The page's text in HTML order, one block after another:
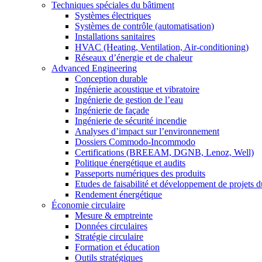
Techniques spéciales du bâtiment
Systèmes électriques
Systèmes de contrôle (automatisation)
Installations sanitaires
HVAC (Heating, Ventilation, Air-conditioning)
Réseaux d’énergie et de chaleur
Advanced Engineering
Conception durable
Ingénierie acoustique et vibratoire
Ingénierie de gestion de l’eau
Ingénierie de façade
Ingénierie de sécurité incendie
Analyses d’impact sur l’environnement
Dossiers Commodo-Incommodo
Certifications (BREEAM, DGNB, Lenoz, Well)
Politique énergétique et audits
Passeports numériques des produits
Etudes de faisabilité et développement de projets
Rendement énergétique
Économie circulaire
Mesure & emptreinte
Données circulaires
Stratégie circulaire
Formation et éducation
Outils stratégiques